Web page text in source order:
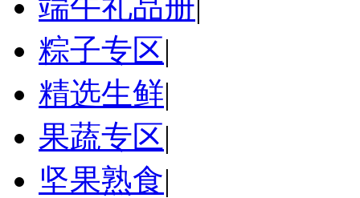
粽子专区|
精选生鲜|
果蔬专区|
坚果熟食|